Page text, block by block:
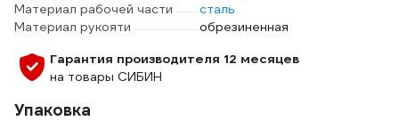
Материал рабочей части
сталь
Материал рукояти
обрезиненная
Гарантия производителя 12 месяцев
на товары СИБИН
Упаковка